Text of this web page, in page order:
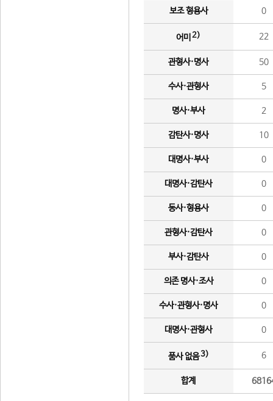
보조 형용사 0
어미 2) 22
관형사·명사 50
수사·관형사 5
명사·부사 2
감탄사·명사 10
대명사·부사 0
대명사·감탄사 0
동사·형용사 0
관형사·감탄사 0
부사·감탄사 0
의존 명사·조사 0
수사·관형사·명사 0
대명사·관형사 0
품사 없음3) 6
합계